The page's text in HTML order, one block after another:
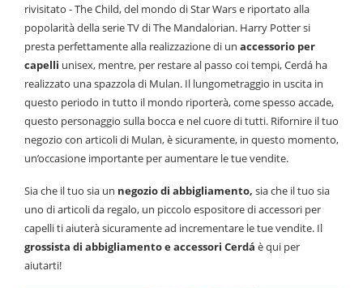
rivisitato - The Child, del mondo di Star Wars e riportato alla
popolarità della serie TV di The Mandalorian. Harry Potter si
presta perfettamente alla realizzazione di un accessorio per
capelli unisex, mentre, per restare al passo coi tempi, Cerdá ha
realizzato una spazzola di Mulan. Il lungometraggio in uscita in
questo periodo in tutto il mondo riporterà, come spesso accade,
questo personaggio sulla bocca e nel cuore di tutti. Rifornire il tuo
negozio con articoli di Mulan, è sicuramente, in questo momento,
un’occasione importante per aumentare le tue vendite.
Sia che il tuo sia un negozio di abbigliamento, sia che il tuo sia
uno di articoli da regalo, un piccolo espositore di accessori per
capelli ti aiuterà sicuramente ad incrementare le tue vendite. Il
grossista di abbigliamento e accessori Cerdá è qui per
aiutarti!